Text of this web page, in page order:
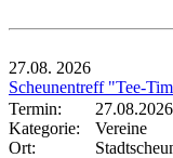
27.08. 2026
Scheunentreff "Tee-
Termin:
Kategorie:
Vereine
Ort: